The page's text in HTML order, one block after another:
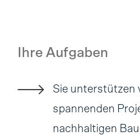
Ihre Aufgaben
Sie unterstützen
spannenden
nachhaltigen